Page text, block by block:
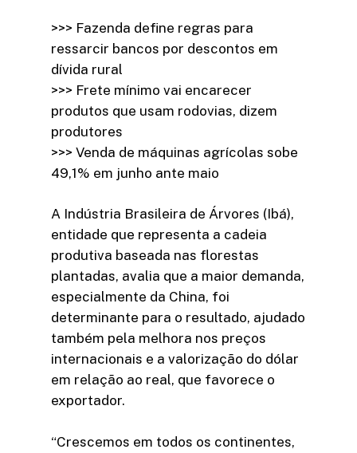
>>> Fazenda define regras para
ressarcir bancos por descontos em
dívida rural
>>> Frete mínimo vai encarecer
produtos que usam rodovias, dizem
produtores
>>> Venda de máquinas agrícolas sobe
49,1% em junho ante maio
A Indústria Brasileira de Árvores (Ibá),
entidade que representa a cadeia
produtiva baseada nas florestas
plantadas, avalia que a maior demanda,
especialmente da China, foi
determinante para o resultado, ajudado
também pela melhora nos preços
internacionais e a valorização do dólar
em relação ao real, que favorece o
exportador.
“Crescemos em todos os continentes,